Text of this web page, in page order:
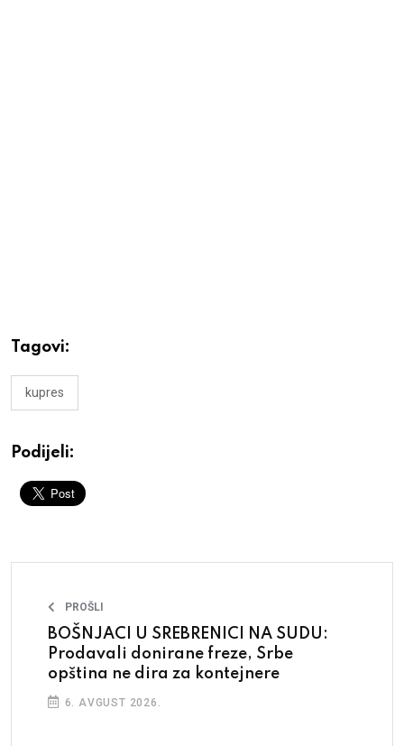
Tagovi:
kupres
Podijeli:
PROŠLI
BOŠNJACI U SREBRENICI NA SUDU:
Prodavali donirane freze, Srbe
opština ne dira za kontejnere
6. AVGUST 2026.